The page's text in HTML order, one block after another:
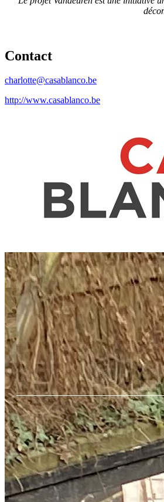
Contact
charlotte@casablanco.be
http://www.casablanco.be